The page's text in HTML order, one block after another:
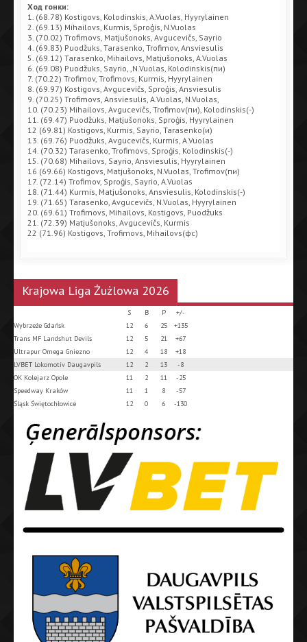
Ход гонки:
1. (68.78) Kostigovs, Kolodinskis, A.Vuolas, Hyyrylainen
2. (69.13) Mihailovs, Kurmis, Sproģis, N.Vuolas
3. (70.02) Trofimovs, Matjušonoks, Avgucevičs, Sayrio
4. (69.83) Puodžuks, Tarasenko, Trofimov, Ansviesulis
5. (69.12) Tarasenko, Mihailovs, Matjušonoks, A.Vuolas
6. (69.08) Puodžuks, Sayrio, ,N.Vuolas, Kolodinskis(пи)
7. (70.22) Trofimov, Trofimovs, Kurmis, Hyyrylainen
8. (69.97) Kostigovs, Avgucevičs, Sproģis, Ansviesulis
9. (70.25) Trofimovs, Ansviesulis, A.Vuolas, N.Vuolas,
10. (70.23) Mihailovs, Avgucevičs, Trofimov(пи), Kolodinskis(-)
11. (69.47) Puodžuks, Matjušonoks, Sproģis, Hyyrylainen
12 (69.81) Kostigovs, Kurmis, Sayrio, Tarasenko(и)
13. (69.76) Puodžuks, Avgucevičs, Kurmis, A.Vuolas
14. (70.32) Tarasenko, Trofimovs, Sproģis, Kolodinskis(-)
15. (70.68) Mihailovs, Sayrio, Ansviesulis, Hyyrylainen
16 (69.66) Kostigovs, Matjušonoks, N.Vuolas, Trofimov(пи)
17. (72.14) Trofimov, Sproģis, Sayrio, A.Vuolas
18. (71.44) Kurmis, Matjušonoks, Ansviesulis, Kolodinskis(-)
19. (71.65) Tarasenko, Avgucevičs, N.Vuolas, Hyyrylainen
20. (69.61) Trofimovs, Mihailovs, Kostigovs, Puodžuks
21. (72.39) Matjušonoks, Avgucevičs, Kurmis
22 (71.96) Kostigovs, Trofimovs, Mihailovs(фс)
Krajowa Liga Żużlowa 2026
S B P
+/-
Wybrzeże Gdańsk
12 6 25
+135
Trans MF Landshut Devils
12 5 21
+67
Ultrapur Omega Gniezno
12 4 18
+18
LVBET Lokomotiv Daugavpils
12 2 13
-8
OK Kolejarz Opole
11 2 11
-25
Speedway Kraków
11 1 8
-57
Śląsk Świętochłowice
12 0 6 -130